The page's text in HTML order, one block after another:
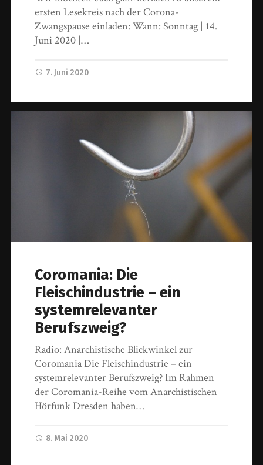
ersten Lesekreis nach der Corona-
Zwangspause einladen: Wann: Sonntag | 14.
Juni 2020 |…
7. Juni 2020
Coromania: Die
Fleischindustrie – ein
systemrelevanter
Berufszweig?
Radio: Anarchistische Blickwinkel zur
Coromania Die Fleischindustrie – ein
systemrelevanter Berufszweig? Im Rahmen
der Coromania-Reihe vom Anarchistischen
Hörfunk Dresden haben…
8. Mai 2020